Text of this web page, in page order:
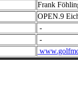
Frank
OPEN.9
-
-